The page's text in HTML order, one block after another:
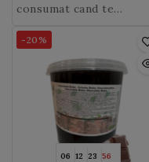
consumat cand te
cand ai nevoie de un
surplus de energie in
timpul zilei si este
savuros intr-un Bubble
06 12 23 54
-20%